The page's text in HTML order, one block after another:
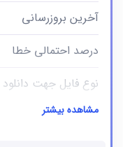
آخرین بروزرسانی
درصد احتمالی خطا
نوع فایل جهت دانلود
نوع فایل
مشاهده بیشتر